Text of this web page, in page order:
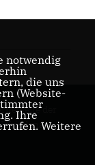
der
Friedenau
notwendig
die uns
(Website-
Ihre
Weitere